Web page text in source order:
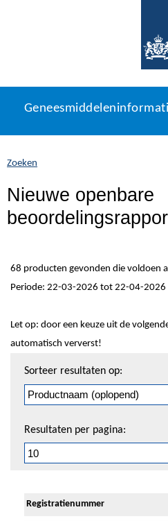
naar
U
zich
hier:
Zoeken
Nieuwe openbare
68 producten gevonden die voldoen
Periode: 22-03-2026 tot 22-04-2026
Let op: door een keuze uit de
automatisch ververst!
pagineren
Sorteer resultaten op:
Resultaten per pagina:
Registratienummer